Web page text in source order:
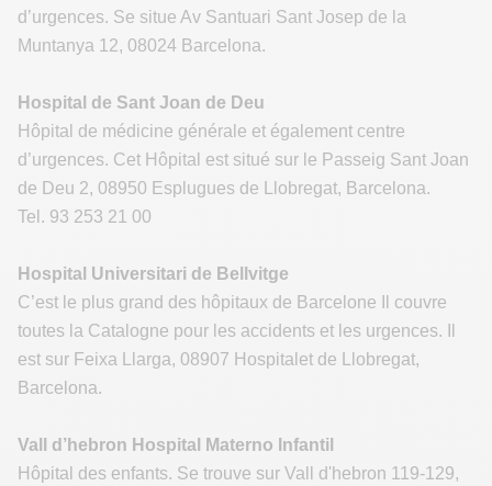
d’urgences. Se situe Av Santuari Sant Josep de la
Muntanya 12, 08024 Barcelona.
Hospital de Sant Joan de Deu
Hôpital de médicine générale et également centre
d’urgences. Cet Hôpital est situé sur le Passeig Sant Joan
de Deu 2, 08950 Esplugues de Llobregat, Barcelona.
Tel. 93 253 21 00
Hospital Universitari de Bellvitge
C’est le plus grand des hôpitaux de Barcelone Il couvre
toutes la Catalogne pour les accidents et les urgences. Il
est sur Feixa Llarga, 08907 Hospitalet de Llobregat,
Barcelona.
Vall d’hebron Hospital Materno Infantil
Hôpital des enfants. Se trouve sur Vall d'hebron 119-129,